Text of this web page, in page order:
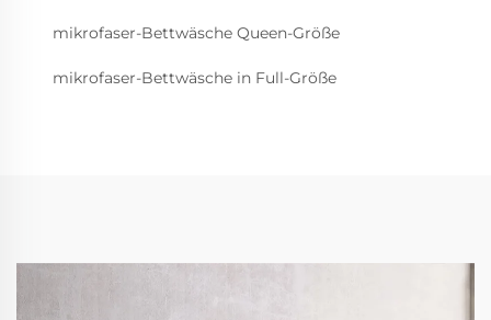
mikrofaser-Bettwäsche Queen-Größe
mikrofaser-Bettwäsche in Full-Größe